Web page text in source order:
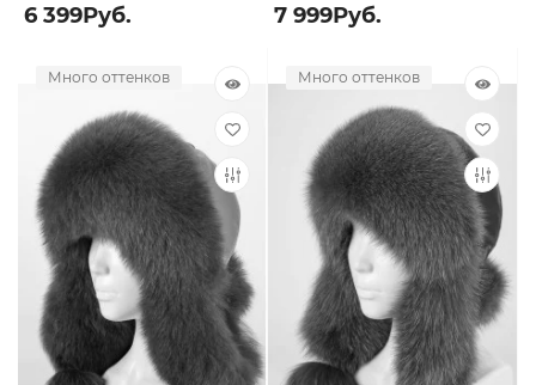
6 399Руб. 7 999Руб.
Много оттенков Много оттенков